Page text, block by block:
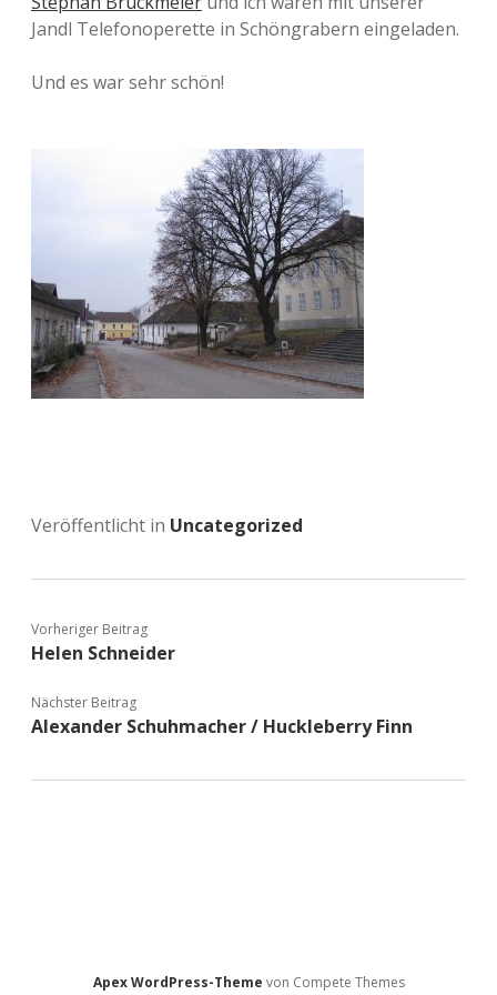
Jandl Telefonoperette in Schöngrabern eingeladen.
Und es war sehr schön!
Veröffentlicht in Uncategorized
Vorheriger Beitrag
Helen Schneider
Nächster Beitrag
Alexander Schuhmacher / Huckleberry Finn
Apex WordPress-Theme von Compete Themes